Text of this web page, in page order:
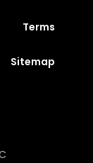
Terms
Sitemap